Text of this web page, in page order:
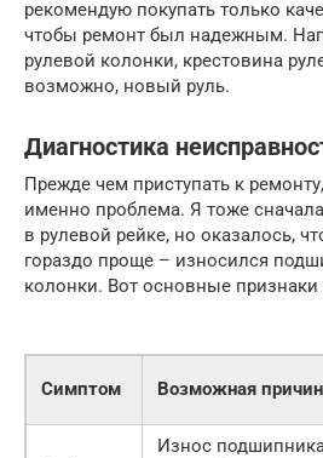
рекомендую покупать только
чтобы ремонт был надежным.
рулевой колонки, крестовина
возможно, новый руль.
Диагностика
Прежде чем приступать к
именно проблема. Я тоже
в рулевой рейке, но оказалось,
гораздо проще – износился
колонки. Вот основные признаки
Симптом Возможная
Износ